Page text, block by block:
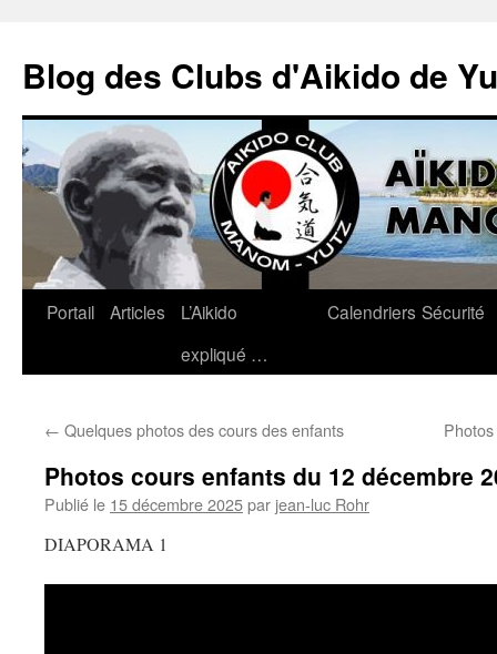
Blog des Clubs d'Aikido de
Aller
Portail Articles
L’Aikido
expliqué …
Calendriers Sécurité
← Quelques photos des cours des enfants
Photos cours enfants du 12 décembre
Publié le 15 décembre 2025par jean-luc Rohr
DIAPORAMA 1